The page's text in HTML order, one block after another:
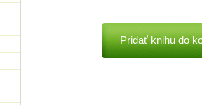
Pridať knihu do